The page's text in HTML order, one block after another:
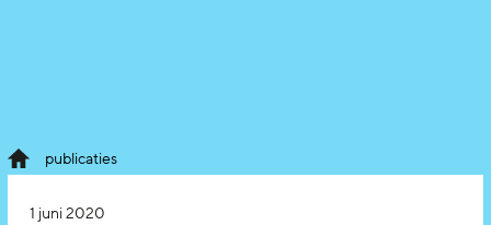
publicaties
1 juni 2020